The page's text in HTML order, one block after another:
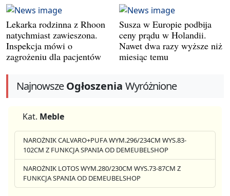
Lekarka rodzinna z Rhoon
natychmiast zawieszona.
Inspekcja mówi o
zagrożeniu dla pacjentów
Susza w Europie podbija
ceny prądu w Holandii.
Nawet dwa razy wyższe niż
miesiąc temu
NajnowszeOgłoszenia Wyróżnione
Kat. Meble
NAROŻNIK CALVARO+PUFA WYM.296/234CM WYS.83-
102CM Z FUNKCJA SPANIA OD DEMEUBELSHOP
NAROŻNIK LOTOS WYM.280/230CM WYS.73-87CM Z
FUNKCJA SPANIA OD DEMEUBELSHOP